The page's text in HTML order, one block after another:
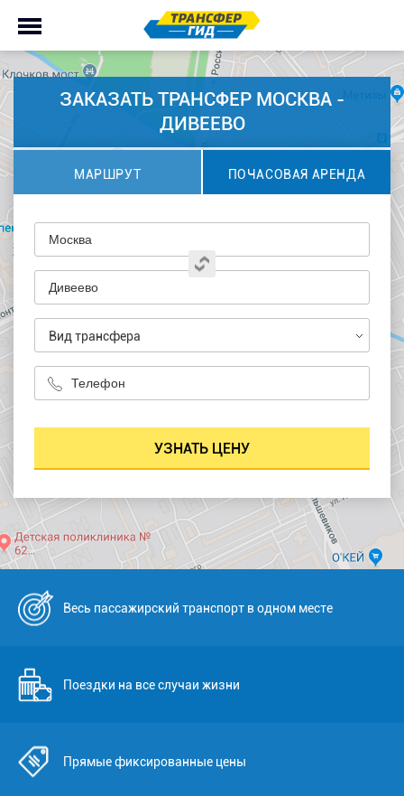
ЗАКАЗАТЬ ТРАНСФЕР МОСКВА -
ДИВЕЕВО
МАРШРУТ ПОЧАСОВАЯ АРЕНДА
Вид трансфера
Весь пассажирский транспорт в одном месте
Поездки на все случаи жизни
Прямые фиксированные цены